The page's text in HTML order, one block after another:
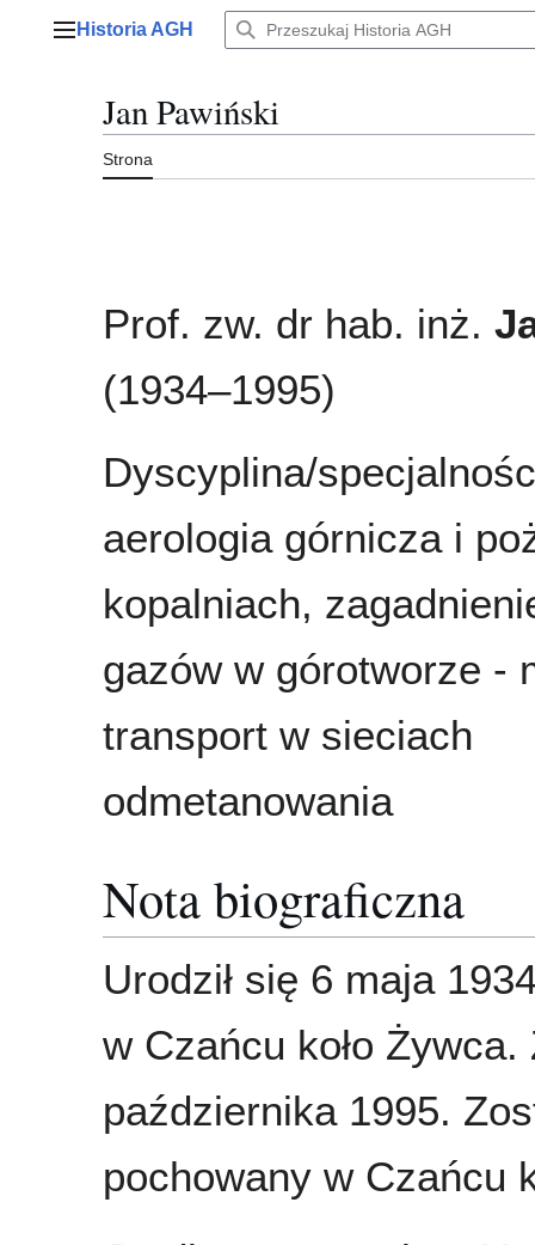
Menu główne
Historia AGH
Jan Pawiński
Strona
Prof. zw. dr hab. inż.
(1934–1995)
Dyscyplina/
aerologia górnicza i
kopalniach,
gazów w górotworze -
transport w sieciach
odmetanowania
Nota biograficzna
Urodził się 6 maja
w Czańcu koło Żywca.
października 1995.
pochowany w Czańcu